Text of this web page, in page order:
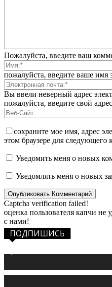
Пожалуйста, введите ваш
пожалуйста, введите ваше имя
Вы ввели неверный адрес
пожалуйста, введите свой
сохраните мое имя, адрес
этом браузере для следующего
Уведомить меня о новых
Уведомлять меня о новых
Captcha verification failed!
оценка пользователя капчи не
с нами!
ПОДПИШИСЬ